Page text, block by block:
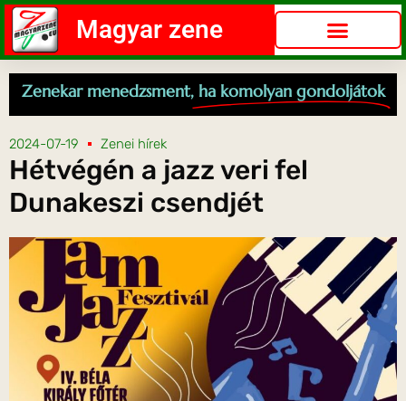
Magyar zene
Zenekar menedzsment, ha komolyan gondoljátok
2024-07-19 Zenei hírek
Hétvégén a jazz veri fel
Dunakeszi csendjét